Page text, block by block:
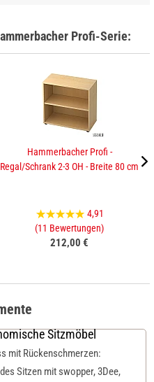
Profi-Serie:
Hammerbacher Profi -
Regal/Schrank 2-3 OH - Breite 80 cm
4,91
(11 Bewertungen)
212,00 €
Sitzmöbel
mit Rückenschmerzen:
Sitzen mit swopper, 3Dee,